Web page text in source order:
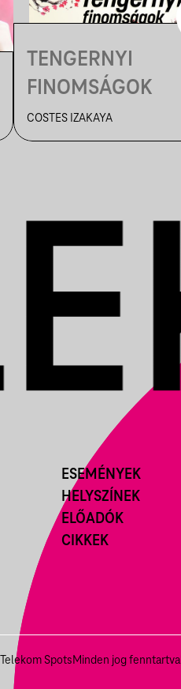
TENGERNYI
FINOMSÁGOK
COSTES IZAKAYA
ESEMÉNYEK
HELYSZÍNEK
ELŐADÓK
CIKKEK
SpotsMinden jog fenntartva